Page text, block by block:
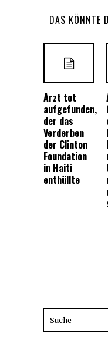
DAS KÖNNTE
Arzt tot
aufgefunden,
der das
Verderben
der Clinton
Foundation
in Haiti
enthüllte